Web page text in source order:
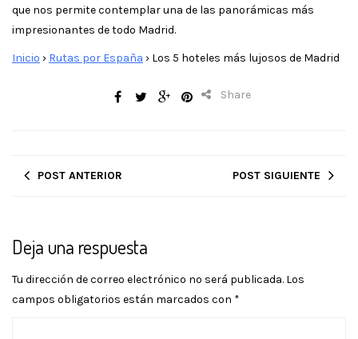
que nos permite contemplar una de las panorámicas más
impresionantes de todo Madrid.
Inicio › Rutas por España › Los 5 hoteles más lujosos de Madrid
Share
POST ANTERIOR POST SIGUIENTE
Deja una respuesta
Tu dirección de correo electrónico no será publicada. Los
campos obligatorios están marcados con *